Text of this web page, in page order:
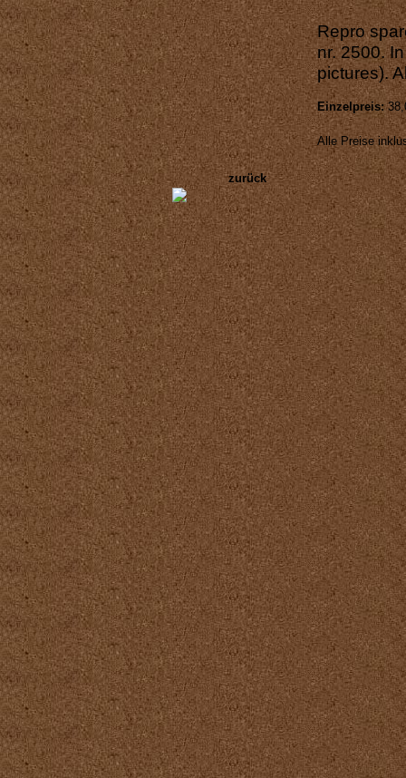
Repro
nr. 2500.
pictures).
Einzelpreis:
Alle Preise
zurück